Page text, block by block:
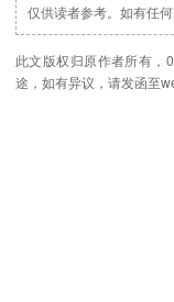
仅供读者参考。如有任
此文版权归原作者所有，
途，如有异议，请发函至